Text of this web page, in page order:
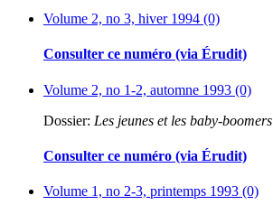
Volume 2, no 3, hiver 1994 (0)
Consulter ce numéro (via Érudit)
Volume 2, no 1-2, automne 1993 (0)
Dossier: Les jeunes et les baby-boomers
Consulter ce numéro (via Érudit)
Volume 1, no 2-3, printemps 1993 (0)